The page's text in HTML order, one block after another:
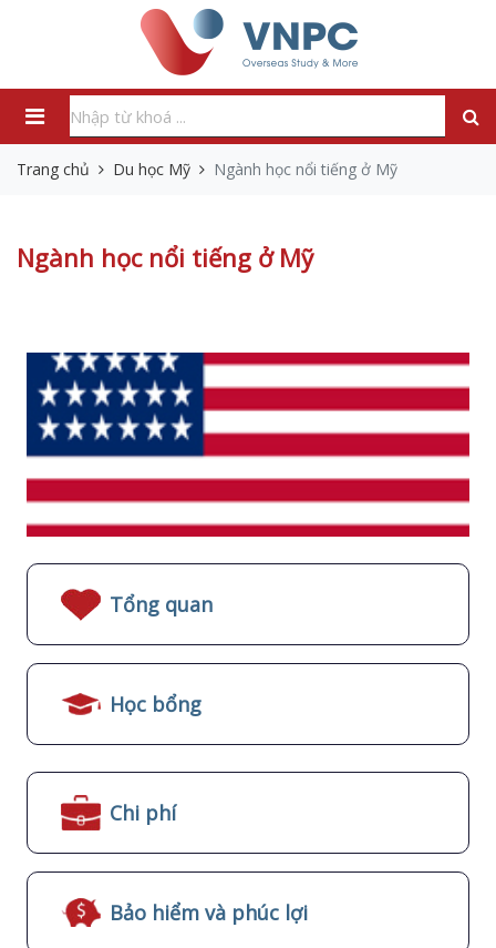
Trang chủ Du học Mỹ Ngành học nổi tiếng ở Mỹ
Ngành học nổi tiếng ở Mỹ
Tổng quan
Học bổng
Chi phí
Bảo hiểm và phúc lợi